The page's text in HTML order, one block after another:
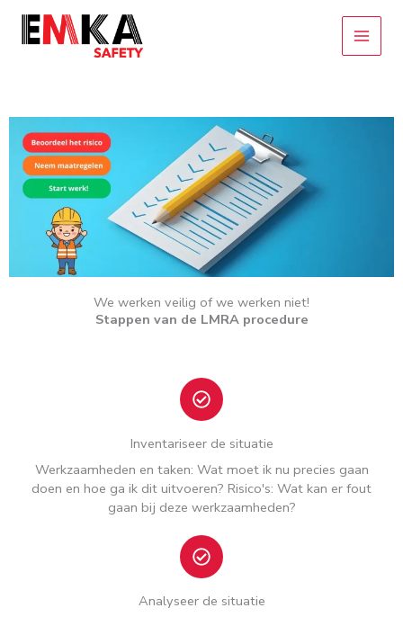
We werken veilig of we werken niet!
Stappen van de LMRA procedure
Inventariseer de situatie
Werkzaamheden en taken: Wat moet ik nu precies gaan
doen en hoe ga ik dit uitvoeren? Risico's: Wat kan er fout
gaan bij deze werkzaamheden?
Analyseer de situatie